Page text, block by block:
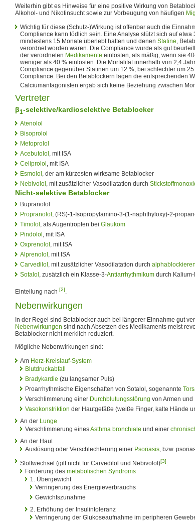
Weiterhin gibt es Hinweise für eine positive Wirkung von
Alkohol- und Nikotinsucht sowie zur Vorbeugung von häufigen
Wichtig für diese (Schutz-)Wirkung ist offenbar auch die
Compliance kann tödlich sein. Eine Analyse stützt sich auf
mindestens 15 Monate überlebt hatten und denen Statine,
verordnet worden waren. Die Compliance wurde als gut
der verordneten Medikamente einlösten, als mäßig, wenn sie
weniger als 40 % einlösten. Die Mortalität innerhalb von 2,4
Compliance gegenüber Statinen um 12 %, bei schlechter um
Compliance. Bei den Betablockern lagen die entsprechenden
Calciumantagonisten ergab sich keine Beziehung zwischen
Vertreter
β1-selektive/kardioselektive Betablocker
Atenolol
Bisoprolol
Metoprolol
Acebutolol , mit ISA
Celiprolol , mit ISA
Esmolol , der am kürzesten wirksame Betablocker
Nebivolol , mit zusätzlicher Vasodilatation durch
Nicht-selektive Betablocker
Bupranolol
Propranolol , (RS)-1-Isopropylamino-3-(1-naphthyloxy)-2-
Timolol , als Augentropfen bei Glaukom
Pindolol , mit ISA
Oxprenolol , mit ISA
Alprenolol , mit ISA
Carvedilol , mit zusätzlicher Vasodilatation durch
Sotalol , zusätzlich ein Klasse-3-Antiarrhythmikum durch
Einteilung nach [2]
Nebenwirkungen
In der Regel sind Betablocker auch bei längerer Einnahme gut
Nebenwirkungen sind nach Absetzen des Medikaments meist
Betablocker nicht merklich reduziert.
Mögliche Nebenwirkungen sind:
Am Herz-Kreislauf-System
Blutdruckabfall
Bradykardie (zu langsamer Puls)
Proarrhythmische Eigenschaften von Sotalol, sogenannte
Verschlimmerung einer Durchblutungsstörung von Armen und
Vasokonstriktion der Hautgefäße (weiße Finger, kalte Hände
An der Lunge
Verschlimmerung einesAsthma bronchiale und einer
An der Haut
Auslösung oder Verschlechterung einer Psoriasis , bzw.
Stoffwechsel (gilt nicht für Carvedilol und Nebivolol)[3]:
Förderung des metabolischen Syndroms
1. Übergewicht
Verringerung des Energieverbrauchs
Gewichtszunahme
2. Erhöhung der Insulintoleranz
Verringerung der Glukoseaufnahme im peripheren